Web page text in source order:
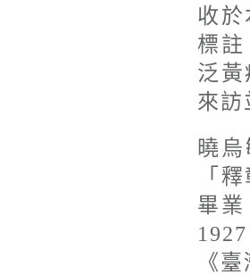
收於
標註
泛黃
來訪
曉
「
畢業
《